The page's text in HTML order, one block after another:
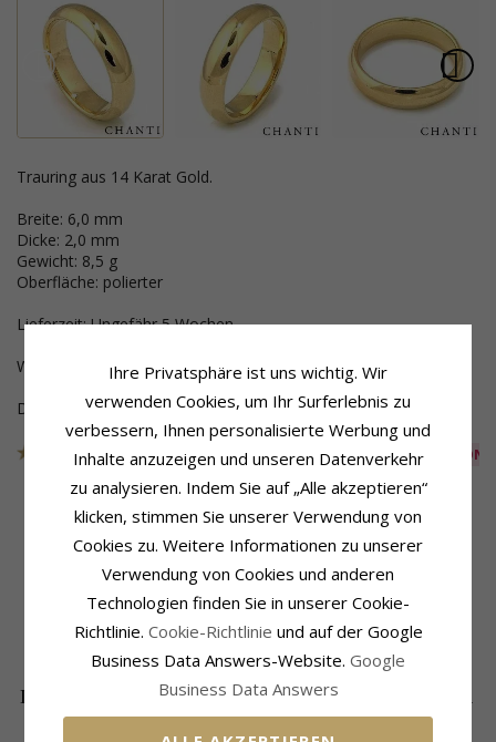
Trauring aus 14 Karat Gold.
Breite: 6,0 mm
Dicke: 2,0 mm
Gewicht: 8,5 g
Oberfläche: polierter
Lieferzeit: Ungefähr 5 Wochen
Wenn Sie eine Gravur wünschen - wähle das unten aus.
Dieser Schmuck wurde aus der Sammlung genommen
Artikelnummer 45T200G60 AUS DER KOLLEKTION
Produktinformation
Trauring
14
Oberfläche:Polierter
Ringschiene
Breite:6,0 mm
Dicke:
Lieferzeit: Ungefähr 5 Wochen
DIE BELIEBTESTEN PRODUKTE IN DER
KATEGORIE
Ihre Privatsphäre ist uns wichtig. Wir
verwenden Cookies, um Ihr Surferlebnis zu
verbessern, Ihnen personalisierte Werbung und
Inhalte anzuzeigen und unseren Datenverkehr
zu analysieren. Indem Sie auf „Alle akzeptieren“
klicken, stimmen Sie unserer Verwendung von
Cookies zu. Weitere Informationen zu unserer
Verwendung von Cookies und anderen
Technologien finden Sie in unserer Cookie-
Richtlinie. Cookie-Richtlinie und auf der Google
Business Data Answers-Website. Google
Business Data Answers